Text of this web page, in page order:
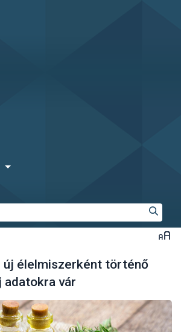
új élelmiszerként történő
vár